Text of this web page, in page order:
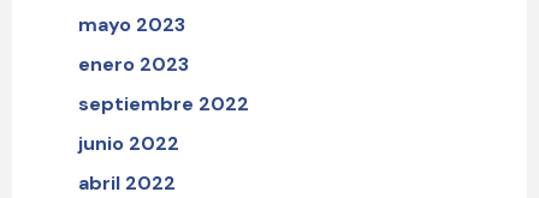
mayo 2023
enero 2023
septiembre 2022
junio 2022
abril 2022